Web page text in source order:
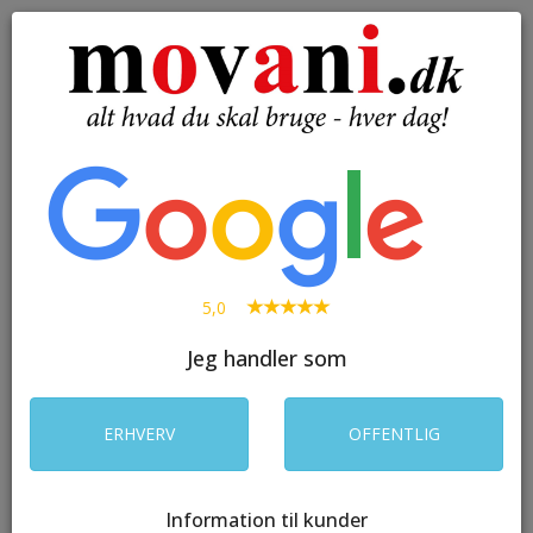
Toggle
5,0
Jeg handler som
ERHVERV OFFENTLIG
Information til kunder